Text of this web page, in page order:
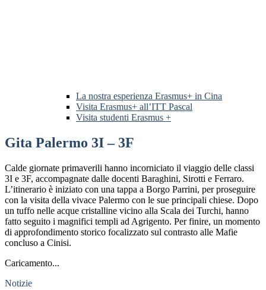
La nostra esperienza Erasmus+ in Cina
Visita Erasmus+ all’ITT Pascal
Visita studenti Erasmus +
Gita Palermo 3I – 3F
Calde giornate primaverili hanno incorniciato il viaggio delle classi
3I e 3F, accompagnate dalle docenti Baraghini, Sirotti e Ferraro.
L’itinerario è iniziato con una tappa a Borgo Parrini, per proseguire
con la visita della vivace Palermo con le sue principali chiese. Dopo
un tuffo nelle acque cristalline vicino alla Scala dei Turchi, hanno
fatto seguito i magnifici templi ad Agrigento. Per finire, un momento
di approfondimento storico focalizzato sul contrasto alle Mafie
concluso a Cinisi.
Caricamento...
Notizie